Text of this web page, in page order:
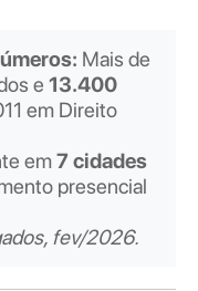
Mais de
e 13.400
em Direito
em7 cidades
presencial
fev/2026.